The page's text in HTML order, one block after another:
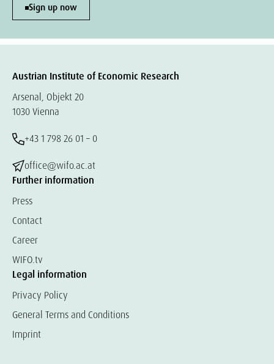
Sign up now
Austrian Institute of Economic Research
Arsenal, Objekt 20
1030 Vienna
+43 1 798 26 01 – 0
office@wifo.ac.at
Further information
Press
Contact
Career
WIFO.tv
Legal information
Privacy Policy
General Terms and Conditions
Imprint